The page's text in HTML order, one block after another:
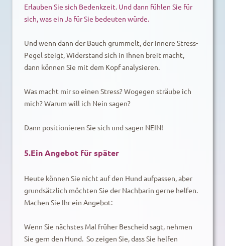
Erlauben Sie sich Bedenkzeit. Und dann fühlen Sie für
sich, was ein Ja für Sie bedeuten würde.
Und wenn dann der Bauch grummelt, der innere Stress-
Pegel steigt, Widerstand sich in Ihnen breit macht,
dann können Sie mit dem Kopf analysieren.
Was macht mir so einen Stress? Wogegen sträube ich
mich? Warum will ich Nein sagen?
Dann positionieren Sie sich und sagen NEIN!
5.Ein Angebot für später
Heute können Sie nicht auf den Hund aufpassen, aber
grundsätzlich möchten Sie der Nachbarin gerne helfen.
Machen Sie Ihr ein Angebot:
Wenn Sie nächstes Mal früher Bescheid sagt, nehmen
Sie gern den Hund. So zeigen Sie, dass Sie helfen